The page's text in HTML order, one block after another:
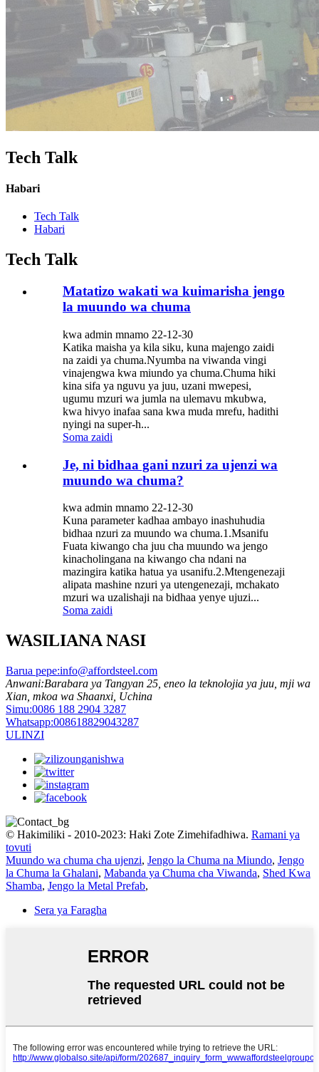
Tech Talk
Habari
Tech Talk
Habari
Tech Talk
Matatizo wakati wa kuimarisha jengo
la muundo wa chuma
kwa admin mnamo 22-12-30
Katika maisha ya kila siku, kuna majengo zaidi
na zaidi ya chuma.Nyumba na viwanda vingi
vinajengwa kwa miundo ya chuma.Chuma hiki
kina sifa ya nguvu ya juu, uzani mwepesi,
ugumu mzuri wa jumla na ulemavu mkubwa,
kwa hivyo inafaa sana kwa muda mrefu, hadithi
nyingi na super-h...
Soma zaidi
Je, ni bidhaa gani nzuri za ujenzi wa
muundo wa chuma?
kwa admin mnamo 22-12-30
Kuna parameter kadhaa ambayo inashuhudia
bidhaa nzuri za muundo wa chuma.1.Msanifu
Fuata kiwango cha juu cha muundo wa jengo
kinacholingana na kiwango cha ndani na
mazingira katika hatua ya usanifu.2.Mtengenezaji
alipata mashine nzuri ya utengenezaji, mchakato
mzuri wa uzalishaji na bidhaa yenye ujuzi...
Soma zaidi
WASILIANA NASI
Barua pepe:info@affordsteel.com
Anwani:Barabara ya Tangyan 25, eneo la teknolojia ya juu, mji wa
Xian, mkoa wa Shaanxi, Uchina
Simu:0086 188 2904 3287
Whatsapp:008618829043287
ULINZI
© Hakimiliki - 2010-2023: Haki Zote Zimehifadhiwa. Ramani ya
tovuti
Muundo wa chuma cha ujenzi, Jengo la Chuma na Miundo, Jengo
la Chuma la Ghalani, Mabanda ya Chuma cha Viwanda, Shed Kwa
Shamba, Jengo la Metal Prefab,
Sera ya Faragha